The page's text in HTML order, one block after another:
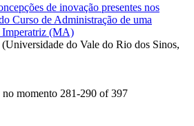
de inovação presentes nos
Curso de Administração de uma
Imperatriz (MA)
(Universidade do Vale do Rio dos Sinos,
no momento 281-290 of 397